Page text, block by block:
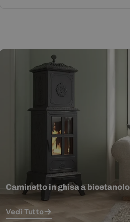
Caminetto in ghisa a bioetanolo
Vedi Tutto